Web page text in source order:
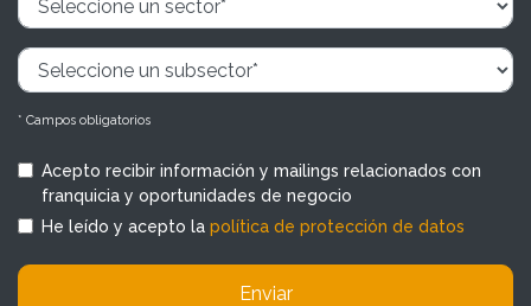
* Campos obligatorios
Acepto recibir información y mailings relacionados con
franquicia y oportunidades de negocio
He leído y acepto la política de protección de datos
Enviar